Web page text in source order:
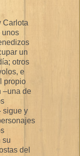
Carlota
unos
un
otros
e
propio
–una de
sigue y
su
del